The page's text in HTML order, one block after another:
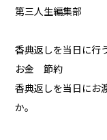
第三人生編集部
香典返しを当日に行
お金 節約
香典返しを当日にお
か。